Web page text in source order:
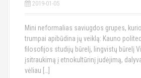
2019-01-05
Mini neformalias saviugdos grupes,
trumpai apibūdina jų veiklą: Kauno
filosofijos studijų būrelį, lingvistų būrelį
įsitraukimą į etnokultūrinį judėjimą,
vėliau […]